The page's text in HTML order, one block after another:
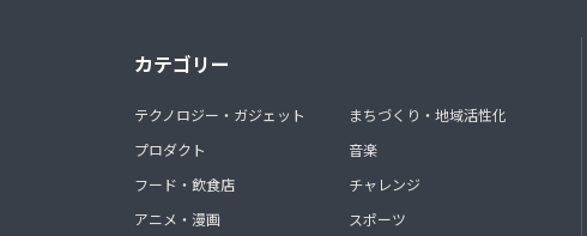
カテゴリー
テクノロジー・ガジェット
プロダクト
フード・飲食店
アニメ・漫画
まちづくり・地域活性化
音楽
チャレンジ
スポーツ